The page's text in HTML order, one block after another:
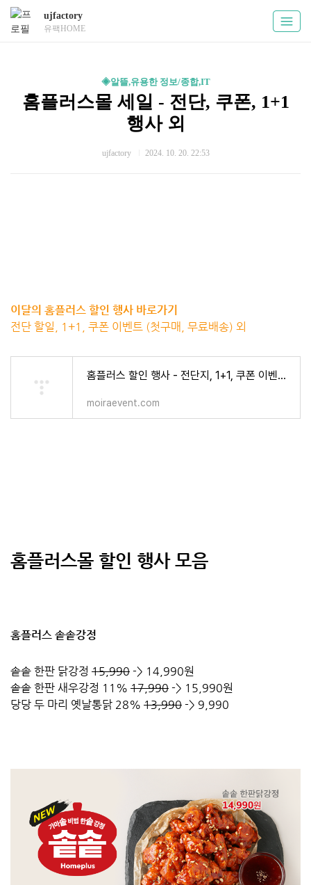
ujfactory
유팩HOME
◈알뜰,유용한 정보/종합,IT
홈플러스몰 세일 - 전단, 쿠폰, 1+1
행사 외
ujfactory 2024. 10. 20. 22:53
이달의 홈플러스 할인 행사 바로가기
전단 할일, 1+1, 쿠폰 이벤트 (첫구매, 무료배송) 외
홈플러스 할인 행사 - 전단지, 1+1, 쿠폰 이벤트 (첫구매, 무료배송) 외 - 핫딜/특가/사전예약 외 >
moiraevent.com
홈플러스몰 할인 행사 모음
홈플러스 솥솥강정
솥솥 한판 닭강정 15,990 -> 14,990원
솥솥 한판 새우강정 11% 17,990 -> 15,990원
당당 두 마리 옛날통닭 28% 13,990 -> 9,990